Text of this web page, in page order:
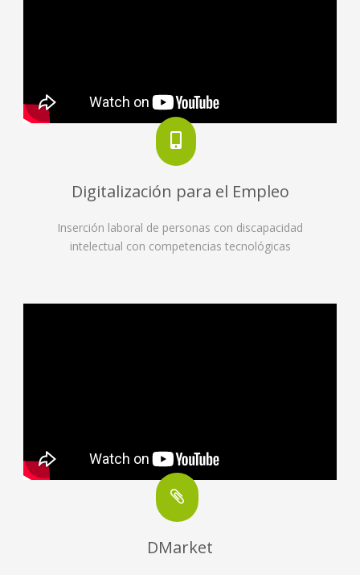
Digitalización para el Empleo
Inserción laboral de personas con discapacidad
intelectual con competencias tecnológicas
DMarket